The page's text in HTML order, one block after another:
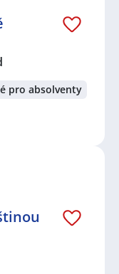
pro absolventy